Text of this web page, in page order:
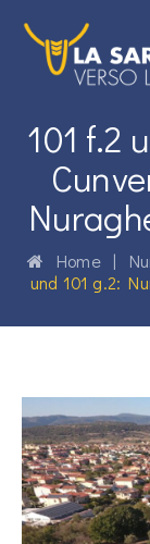
101 f.2
Home|
und 101 g.2: